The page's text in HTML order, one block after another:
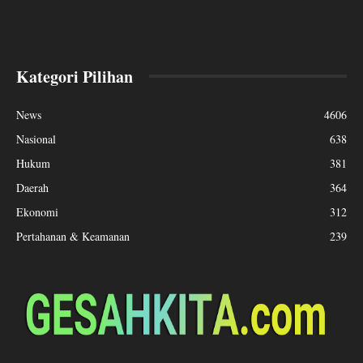
Kategori Pilihan
News
4606
Nasional
638
Hukum
381
Daerah
364
Ekonomi
312
Pertahanan & Keamanan
239